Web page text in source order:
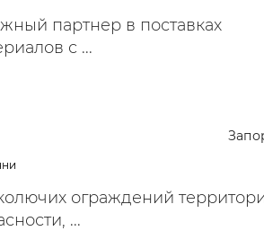
партнер в поставках
с ...
ограждений
...